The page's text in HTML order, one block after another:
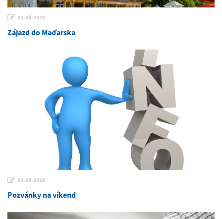
03.08.2026
Zájazd do Maďarska
03.08.2026
Pozvánky na víkend